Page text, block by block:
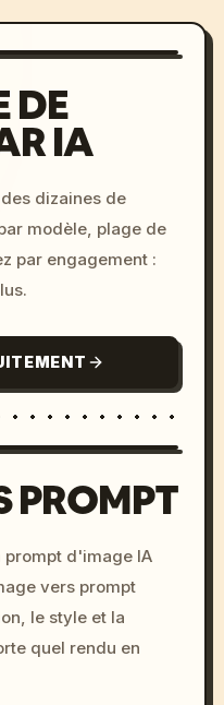
DE
IA
dizaines de
modèle, plage de
par engagement :
c, cyberpunk sunset, neon
colors, 8k --v 6.0
PROMPT
prompt d'image IA
vers prompt
le style et la
quel rendu en